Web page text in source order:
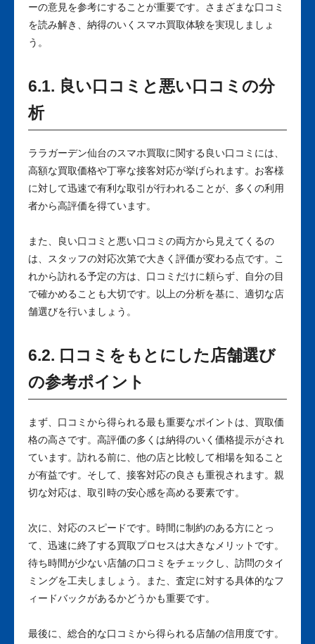
ーの意見を参考にすることが重要です。さまざまな口コミ
を読み解き、納得のいくスマホ買取体験を実現しましょ
う。
6.1. 良い口コミと悪い口コミの分
析
ララガーデン仙台のスマホ買取に関する良い口コミには、
高額な買取価格や丁寧な接客対応が挙げられます。お客様
に対して迅速で有利な取引が行われることが、多くの利用
者から高評価を得ています。
また、良い口コミと悪い口コミの両方から見えてくるの
は、スタッフの対応次第で大きく評価が変わる点です。こ
れから訪れる予定の方は、口コミだけに頼らず、自分の目
で確かめることも大切です。以上の分析を基に、適切な店
舗選びを行いましょう。
6.2. 口コミをもとにした店舗選び
の参考ポイント
まず、口コミから得られる最も重要なポイントは、買取価
格の高さです。高評価の多くは納得のいく価格提示がされ
ています。訪れる前に、他の店と比較して相場を知ること
が有益です。そして、接客対応の良さも重視されます。親
切な対応は、取引時の安心感を高める要素です。
次に、対応のスピードです。時間に制約のある方にとっ
て、迅速に終了する買取プロセスは大きなメリットです。
待ち時間が少ない店舗の口コミをチェックし、訪問のタイ
ミングを工夫しましょう。また、査定に対する具体的なフ
ィードバックがあるかどうかも重要です。
最後に、総合的な口コミから得られる店舗の信用度です。